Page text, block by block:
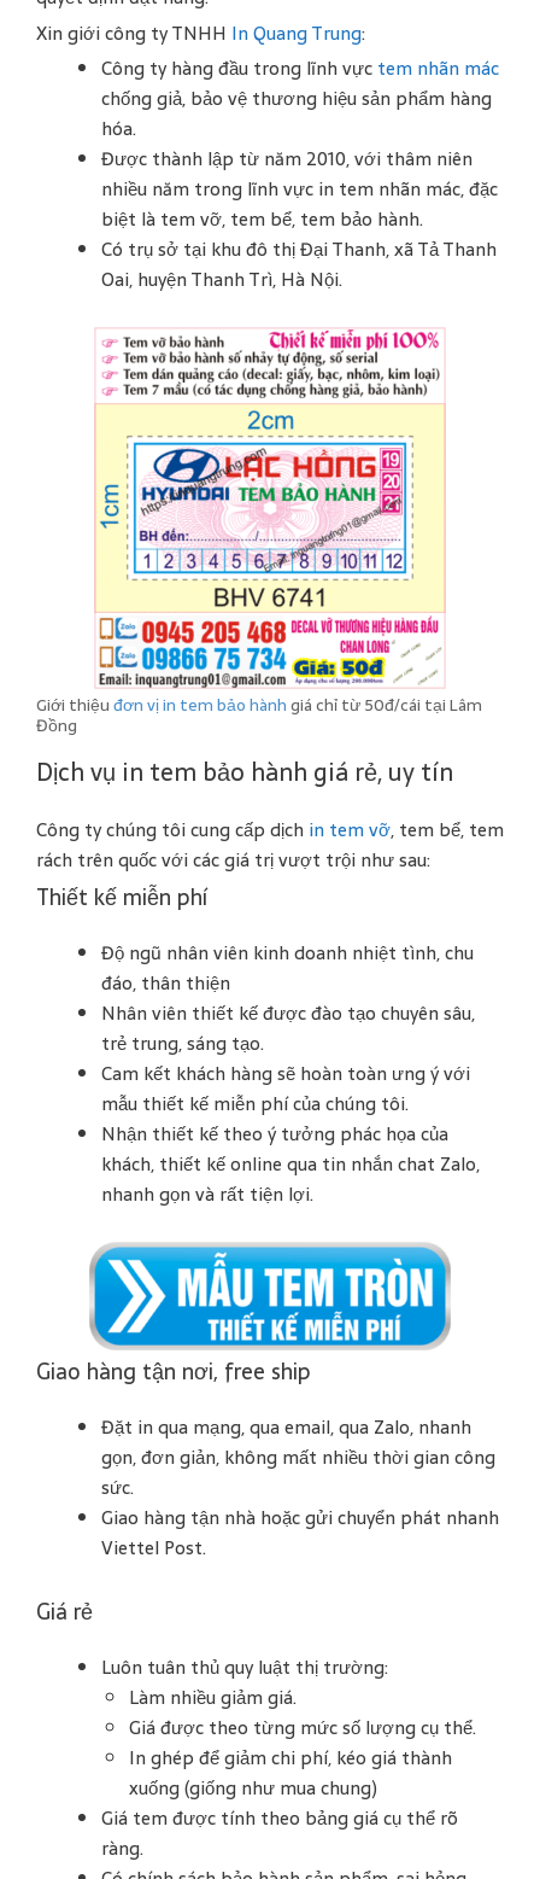
Xin giới công ty TNHH In Quang Trung:
Công ty hàng đầu trong lĩnh vực tem nhãn mác
chống giả, bảo vệ thương hiệu sản phẩm hàng
hóa.
Được thành lập từ năm 2010, với thâm niên
nhiều năm trong lĩnh vực in tem nhãn mác, đặc
biệt là tem vỡ, tem bể, tem bảo hành.
Có trụ sở tại khu đô thị Đại Thanh, xã Tả Thanh
Oai, huyện Thanh Trì, Hà Nội.
Giới thiệuđơn vị in tem bảo hànhgiá chỉ từ 50đ/cái tại Lâm
Đồng
Dịch vụ in tem bảo hành giá rẻ, uy tín
Công ty chúng tôi cung cấp dịch in tem vỡ, tem bể, tem
rách trên quốc với các giá trị vượt trội như sau:
Thiết kế miễn phí
Độ ngũ nhân viên kinh doanh nhiệt tình, chu
đáo, thân thiện
Nhân viên thiết kế được đào tạo chuyên sâu,
trẻ trung, sáng tạo.
Cam kết khách hàng sẽ hoàn toàn ưng ý với
mẫu thiết kế miễn phí của chúng tôi.
Nhận thiết kế theo ý tưởng phác họa của
khách, thiết kế online qua tin nhắn chat Zalo,
nhanh gọn và rất tiện lợi.
Giao hàng tận nơi, free ship
Đặt in qua mạng, qua email, qua Zalo, nhanh
gọn, đơn giản, không mất nhiều thời gian công
sức.
Giao hàng tận nhà hoặc gửi chuyển phát nhanh
Viettel Post.
Giá rẻ
Luôn tuân thủ quy luật thị trường:
Làm nhiều giảm giá.
Giá được theo từng mức số lượng cụ thể.
In ghép để giảm chi phí, kéo giá thành
xuống (giống như mua chung)
Giá tem được tính theo bảng giá cụ thể rõ
ràng.